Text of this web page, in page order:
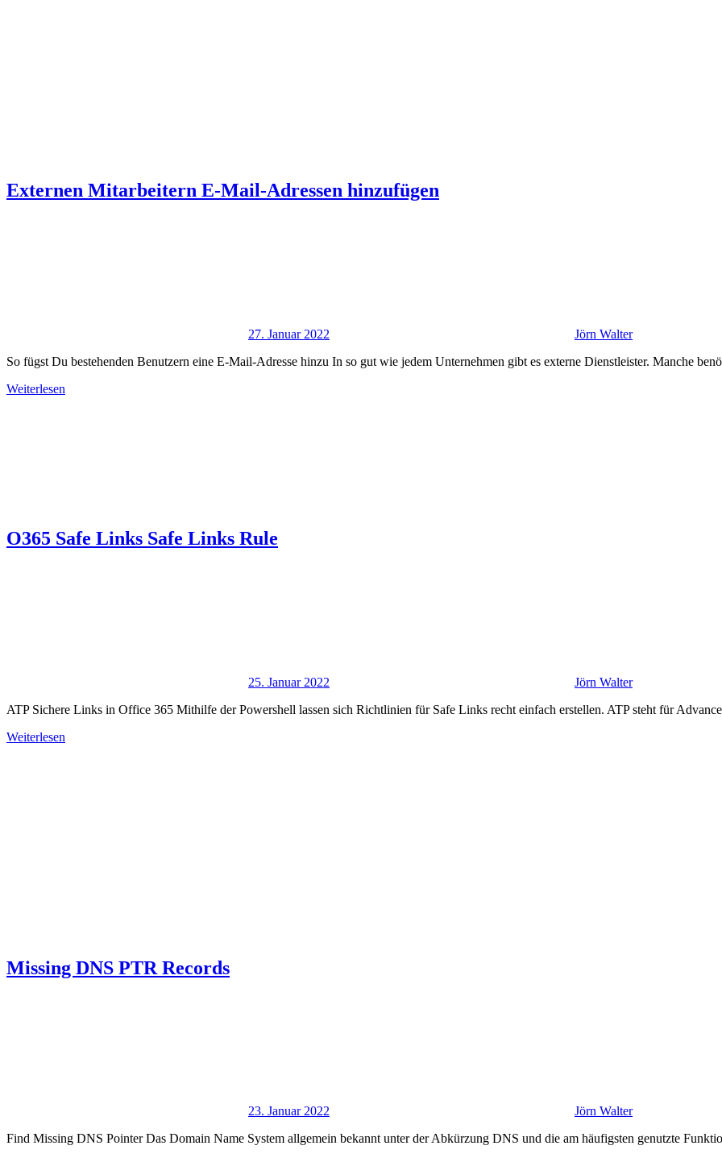
Externen Mitarbeitern E-Mail-Adressen hinzufügen
27. Januar 2022 Jörn Walter
So fügst Du bestehenden Benutzern eine E-Mail-Adresse hinzu In so gut wie jedem Unternehmen gibt es externe Dienstleister. Manche
Weiterlesen
O365 Safe Links Safe Links Rule
25. Januar 2022 Jörn Walter
ATP Sichere Links in Office 365 Mithilfe der Powershell lassen sich Richtlinien für Safe Links recht einfach erstellen. ATP steht für
Weiterlesen
Missing DNS PTR Records
23. Januar 2022 Jörn Walter
Find Missing DNS Pointer Das Domain Name System allgemein bekannt unter der Abkürzung DNS und die am häufigsten genutzte